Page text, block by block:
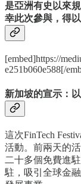
是亞洲有史以來
幸此次參與，得
[embed]https://
e251b060e588[/
新加坡的宣示：
這次FinTech
活動。前兩天的
二十多個免費進
駐，吸引全球金